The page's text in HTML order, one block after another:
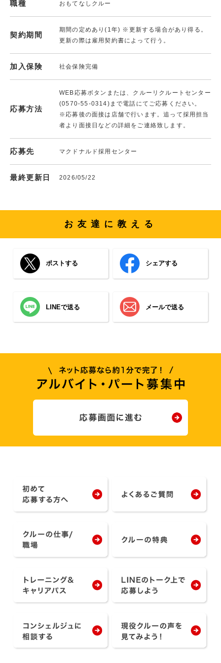
職種 おもてなしクルー
契約期間
期間の定めあり(1年) ※更新する場合があり得る。
更新の際は雇用契約書によって行う。
加入保険 社会保険完備
応募方法
WEB応募ボタンまたは、クルーリクルートセンター
(0570-55-0314)まで電話にてご応募ください。
※応募後の面接は店舗で行います。追って採用担当
者より面接日などの詳細をご連絡致します。
応募先 マクドナルド採用センター
最終更新日 2026/05/22
お友達に教える
ポストする シェアする
LINEで送る メールで送る